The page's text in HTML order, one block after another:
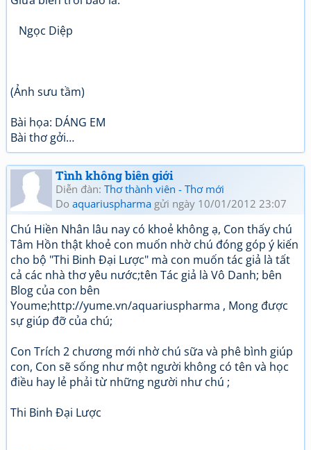
Ngọc Diệp
(Ảnh sưu tầm)
Bài họa: DÁNG EM
Bài thơ gởi…
Tình không biên giới
Diễn đàn: Thơ thành viên - Thơ mới
Do aquariuspharma gửi ngày 10/01/2012 23:07
Chú Hiền Nhân lâu nay có khoẻ không ạ, Con thấy chú
Tâm Hồn thật khoẻ con muốn nhờ chú đóng góp ý kiến
cho bộ "Thi Binh Đại Lược" mà con muốn tác giả là tất
cả các nhà thơ yêu nước;tên Tác giả là Vô Danh; bên
Blog của con bên
Youme;http://yume.vn/aquariuspharma , Mong được
sự giúp đỡ của chú;
Con Trích 2 chương mới nhờ chú sữa và phê bình giúp
con, Con sẽ sống như một người không có tên và học
điều hay lẻ phải từ những người như chú ;
Thi Binh Đại Lược